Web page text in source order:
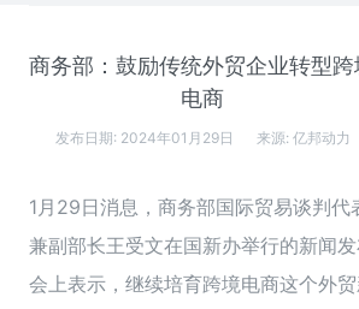
商务部：鼓励传统外贸企业转型跨
电商
发布日期: 2024年01月29日 来源: 亿邦动力
1月29日消息，商务部国际贸易谈判代
兼副部长王受文在国新办举行的新闻
会上表示，继续培育跨境电商这个外